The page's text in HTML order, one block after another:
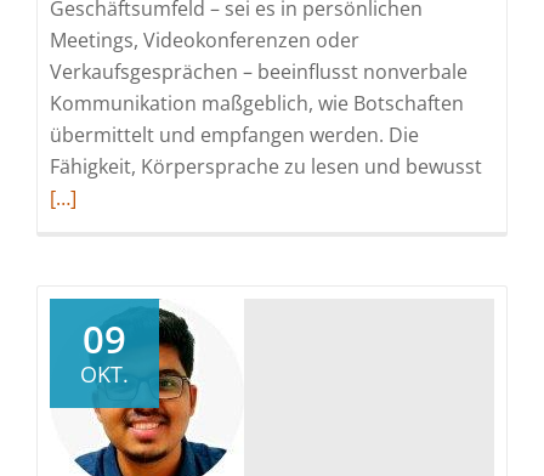
Geschäftsumfeld – sei es in persönlichen
Meetings, Videokonferenzen oder
Verkaufsgesprächen – beeinflusst nonverbale
Kommunikation maßgeblich, wie Botschaften
übermittelt und empfangen werden. Die
Fähigkeit, Körpersprache zu lesen und bewusstRead
[…]
09
OKT.